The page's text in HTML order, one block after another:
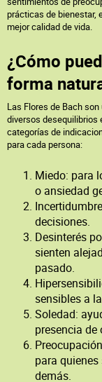
prácticas de bienestar,
mejor calidad de vida.
¿Cómo
forma
Las Flores de Bach
diversos desequilibrios
categorías de
para cada persona:
Miedo: para
o ansiedad
decisiones.
Desinterés
sienten
pasado.
sensibles a
Soledad:
presencia de
para
demás.